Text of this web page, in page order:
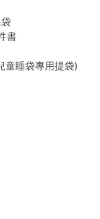
書
童睡袋專用提袋)